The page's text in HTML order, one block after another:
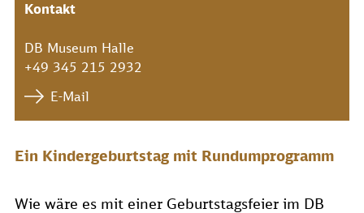
Kontakt
DB Museum Halle
+49 345 215 2932
E-Mail
Ein Kindergeburtstag mit Rundumprogramm
Wie wäre es mit einer Geburtstagsfeier im DB